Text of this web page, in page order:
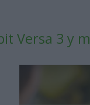
Versa 3 y